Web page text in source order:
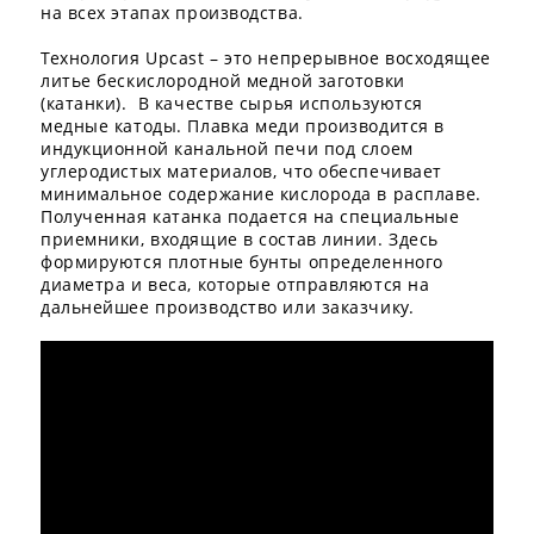
на всех этапах производства.
Технология Upcast – это непрерывное восходящее
литье бескислородной медной заготовки
(катанки). В качестве сырья используются
медные катоды. Плавка меди производится в
индукционной канальной печи под слоем
углеродистых материалов, что обеспечивает
минимальное содержание кислорода в расплаве.
Полученная катанка подается на специальные
приемники, входящие в состав линии. Здесь
формируются плотные бунты определенного
диаметра и веса, которые отправляются на
дальнейшее производство или заказчику.